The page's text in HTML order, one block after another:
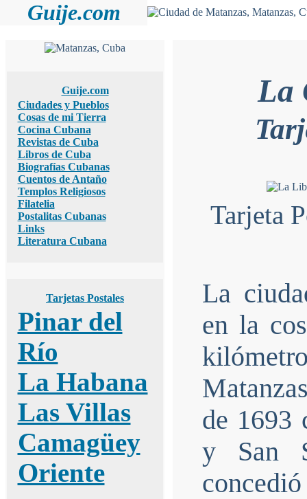
Guije.com
Guije.com
Ciudades y Pueblos
Cosas de mi Tierra
Cocina Cubana
Revistas de Cuba
Libros de Cuba
Biografías Cubanas
Cuentos de Antaño
Templos Religiosos
Filatelia
Postalitas Cubanas
Links
Literatura Cubana
Tarjetas Postales
Pinar del
Río
La Habana
Las Villas
Camagüey
Oriente
La
Tarjeta
La
en la
de 1693
y San